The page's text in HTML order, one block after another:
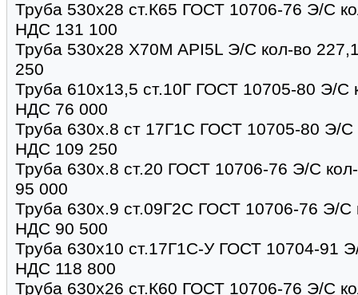
Труба 530х28 ст.К65 ГОСТ 10706-76 Э/С
НДС 131 100
Труба 530х28 X70M API5L Э/С кол-во
250
Труба 610х13,5 ст.10Г ГОСТ 10705-80 Э/С
НДС 76 000
Труба 630х.8 ст 17Г1С ГОСТ 10705-80 Э/С
НДС 109 250
Труба 630х.8 ст.20 ГОСТ 10706-76 Э/С
95 000
Труба 630х.9 ст.09Г2С ГОСТ 10706-76 Э/С
НДС 90 500
Труба 630х10 ст.17Г1С-У ГОСТ 10704-91
НДС 118 800
Труба 630х26 ст.К60 ГОСТ 10706-76 Э/С